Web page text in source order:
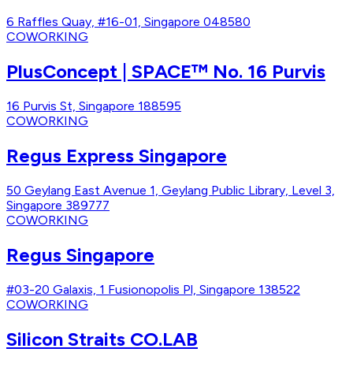
6 Raffles Quay, #16-01, Singapore 048580
COWORKING
PlusConcept | SPACE™ No. 16 Purvis
16 Purvis St, Singapore 188595
COWORKING
Regus Express Singapore
50 Geylang East Avenue 1, Geylang Public Library, Level 3,
Singapore 389777
COWORKING
Regus Singapore
#03-20 Galaxis, 1 Fusionopolis Pl, Singapore 138522
COWORKING
Silicon Straits CO.LAB